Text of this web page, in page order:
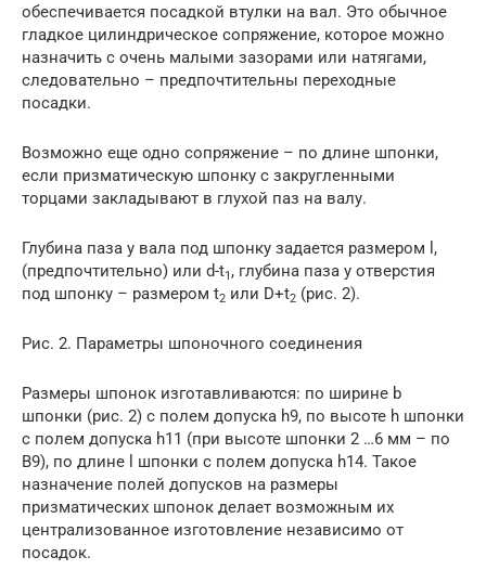
обеспечивается посадкой втулки на вал. Это обычное
гладкое цилиндрическое сопряжение, которое можно
назначить с очень малыми зазорами или натягами,
следовательно – предпочтительны переходные
посадки.
Возможно еще одно сопряжение – по длине шпонки,
если призматическую шпонку с закругленными
торцами закладывают в глухой паз на валу.
Глубина паза у вала под шпонку задается размером l,
(предпочтительно) или d-t1 , глубина паза у отверстия
под шпонку – размером t2 или D+t2 (рис. 2).
Рис. 2. Параметры шпоночного соединения
Размеры шпонок изготавливаются: по ширине b
шпонки (рис. 2) с полем допуска h9, по высоте h шпонки
с полем допуска h11 (при высоте шпонки 2 …6 мм – по
B9), по длине l шпонки с полем допуска h14. Такое
назначение полей допусков на размеры
призматических шпонок делает возможным их
централизованное изготовление независимо от
посадок.